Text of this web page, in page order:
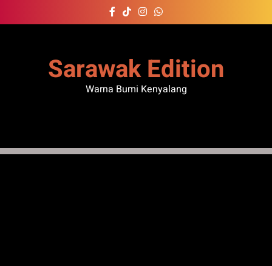
to
Sarawak Edition
Warna Bumi Kenyalang